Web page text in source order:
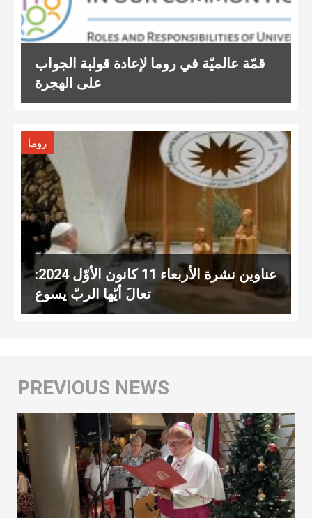
قمّة عالميّة في روما لإعادة قولبة الجواب
على الهجرة
روما
عناوين نشرة الأربعاء 11 كانون الأوّل 2024:
تعالَ أيّها الربّ يسوع